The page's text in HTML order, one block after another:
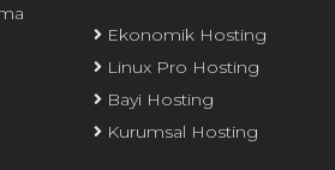
Ekonomik Hosting
Linux Pro Hosting
Bayi Hosting
Kurumsal Hosting